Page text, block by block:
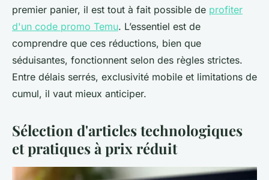
premier panier, il est tout à fait possible de profiter
d'un code promo Temu. L’essentiel est de
comprendre que ces réductions, bien que
séduisantes, fonctionnent selon des règles strictes.
Entre délais serrés, exclusivité mobile et limitations de
cumul, il vaut mieux anticiper.
Sélection d'articles technologiques
et pratiques à prix réduit